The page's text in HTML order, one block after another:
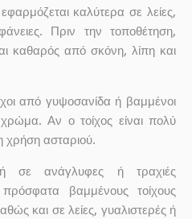
καλύτερα σε λείες,
Πριν την τοποθέτηση,
καθαρός από σκόνη, λίπη και
από γυψοσανίδα ή βαμμένοι
Αν ο τοίχος είναι πολύ
χρήση ασταριού.
σε ανάγλυφες ή τραχιές
βαμμένους τοίχους
και σε λείες, γυαλιστερές ή